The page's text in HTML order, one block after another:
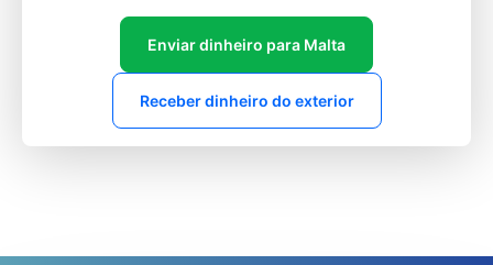
Enviar dinheiro para Malta
Receber dinheiro do exterior